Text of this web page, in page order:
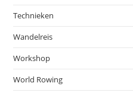
Technieken
Wandelreis
Workshop
World Rowing